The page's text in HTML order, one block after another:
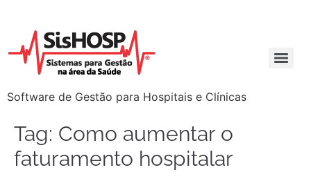
Software de Gestão para Hospitais e Clínicas
Tag: Como aumentar o
faturamento hospitalar